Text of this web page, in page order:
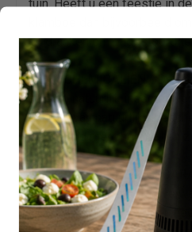
tuin. Heeft u een feestje in
en dranken om ongestoord
GEEN CHEMICALIËN
- De
als een natuurlijk
daarom van natuurlijke
behandeld met chemicaliën
UW TEVREDENHEID
klamboe is een must-have
zult beleven. Als u vragen